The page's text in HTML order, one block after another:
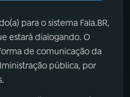
para o sistema Fala.BR,
estará dialogando. O
de comunicação da
pública, por